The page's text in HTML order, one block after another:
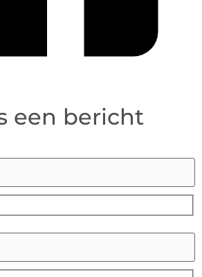
een bericht